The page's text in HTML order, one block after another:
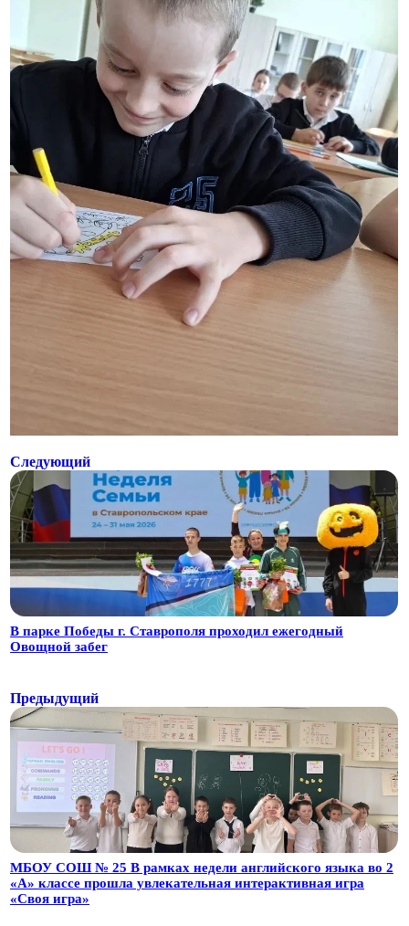
Следующий
В парке Победы г. Ставрополя проходил ежегодный
Овощной забег
Предыдущий
МБОУ СОШ № 25 В рамках недели английского языка во 2
«А» классе прошла увлекательная интерактивная игра
«Своя игра»